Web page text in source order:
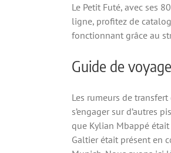
Le Petit Futé, avec ses
ligne, profitez de
fonctionnant grâce au
Guide de
Les rumeurs de
s’engager sur d’autres
que Kylian Mbappé était
Galtier était présent en